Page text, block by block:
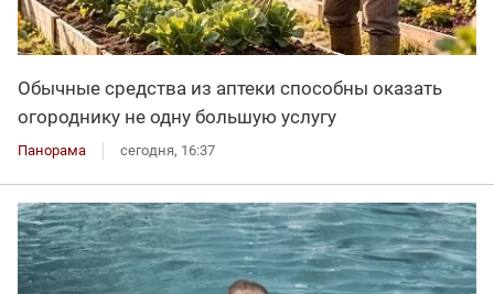
Обычные средства из аптеки способны оказать
огороднику не одну большую услугу
Панорама сегодня, 16:37